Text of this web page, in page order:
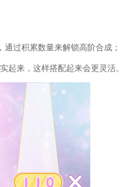
过积累数量来解锁高阶合成；
起来，这样搭配起来会更灵活。